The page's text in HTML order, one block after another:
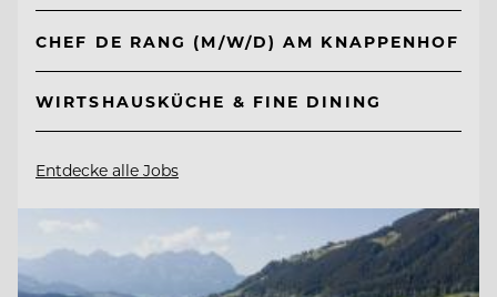
CHEF DE RANG (M/W/D) AM KNAPPENHOF
WIRTSHAUSKÜCHE & FINE DINING
Entdecke alle Jobs